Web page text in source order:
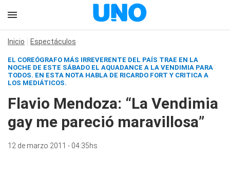
Inicio Espectáculos
EL COREÓGRAFO MÁS IRREVERENTE DEL PAÍS TRAE EN LA
NOCHE DE ESTE SÁBADO EL AQUADANCE A LA VENDIMIA PARA
TODOS. EN ESTA NOTA HABLA DE RICARDO FORT Y CRITICA A
LOS MEDIÁTICOS.
Flavio Mendoza: “La Vendimia
gay me pareció maravillosa”
12 de marzo 2011 - 04:35hs